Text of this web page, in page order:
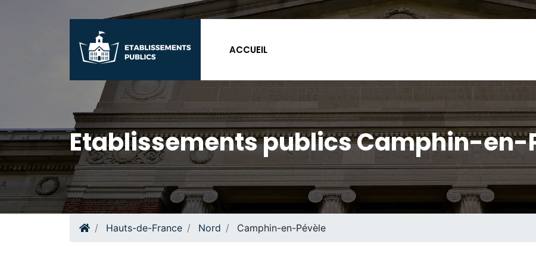
ACCUEIL
Etablissements publics Camphin-en-
Hauts-de-France Nord Camphin-en-Pévèle